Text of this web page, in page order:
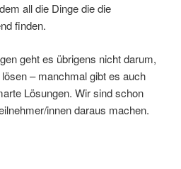
all die Dinge die die
finden.
geht es übrigens nicht darum,
– manchmal gibt es auch
Lösungen. Wir sind schon
innen daraus machen.